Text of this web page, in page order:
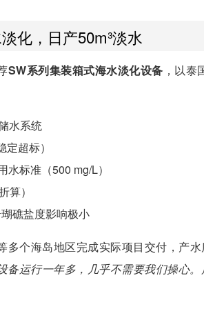
化，日产50m³淡水
SW系列集装箱式海水淡化设备 ，以泰
水系统
超标）
标准（500 mg/L）
算）
礁盐度影响极小
个海岛地区完成实际项目交付，产
备运行一年多，几乎不需要我们操心